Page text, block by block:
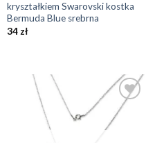
kryształkiem Swarovski kostka
Bermuda Blue srebrna
34 zł
Dodaj do
ulubionych